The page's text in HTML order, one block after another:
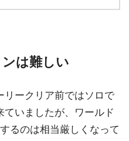
は難しい
リークリア前ではソロで
ていましたが、ワールド
るのは相当厳しくなって